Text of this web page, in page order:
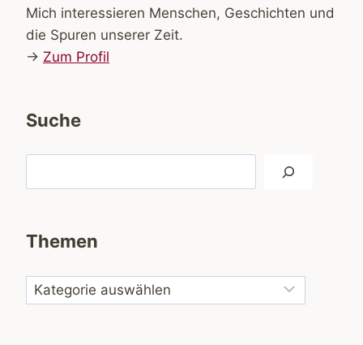
Mich interessieren Menschen, Geschichten und
die Spuren unserer Zeit.
→ Zum Profil
Suche
Themen